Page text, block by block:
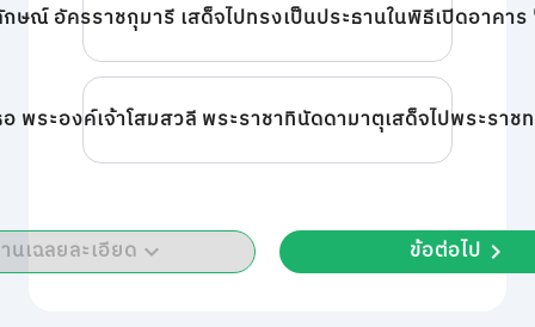
ษณ์ อัครราชกุมารี เสด็จไปทรงเป็นประธานในพิธีเปิดอา
พระองค์เจ้าโสมสวลี พระราชาทินัดดามาตุเสด็จไปพระรา
นเฉลยละเอียด ข้อต่อไป